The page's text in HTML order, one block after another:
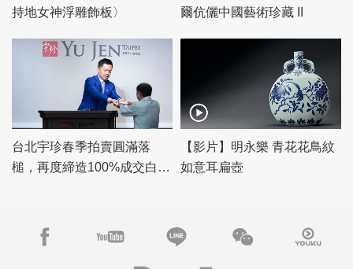
持地女神浮雕飾板〉
爾伉儷中國藝術珍藏 II
台北宇珍春季拍賣圓滿落
槌，再度締造100%成交白手
【影片】明永樂 青花花鳥紋
如意耳扁壺